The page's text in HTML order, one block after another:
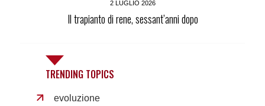
2 LUGLIO 2026
Il trapianto di rene, sessant’anni dopo
TRENDING TOPICS
evoluzione